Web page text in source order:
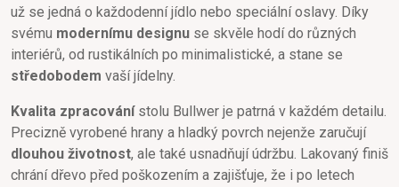
už se jedná o každodenní jídlo nebo speciální oslavy. Díky
svému modernímu designu se skvěle hodí do různých
interiérů, od rustikálních po minimalistické, a stane se
středobodem vaší jídelny.
Kvalita zpracovánístolu Bullwer je patrná v každém detailu.
Precizně vyrobené hrany a hladký povrch nejenže zaručují
dlouhou životnost, ale také usnadňují údržbu. Lakovaný finiš
chrání dřevo před poškozením a zajišťuje, že i po letech